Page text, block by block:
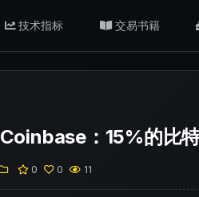
技术指标 交易书籍
Coinbase：15%的比
0 0 11